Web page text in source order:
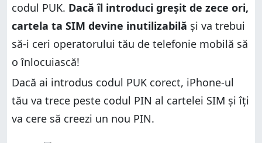
codul PUK. Dacă îl introduci greșit de zece ori,
cartela ta SIM devine inutilizabilă și va trebui
să-i ceri operatorului tău de telefonie mobilă să
o înlocuiască!
Dacă ai introdus codul PUK corect, iPhone-ul
tău va trece peste codul PIN al cartelei SIM și îți
va cere să creezi un nou PIN.